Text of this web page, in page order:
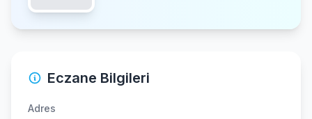
Eczane Bilgileri
Adres